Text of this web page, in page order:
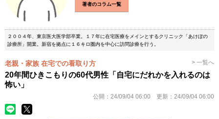
著者のコラム一覧
２００４年、東京医大医学部卒業。１７年に在宅医療をメインとするクリニック「あけぼの
診療所」開業。新宿を拠点に１６キロ圏内を中心に訪問診療を行う。
老親・家族 在宅での看取り方 > 一覧へ
20年間ひきこもりの60代男性「自宅にだれかを入れるのは
怖い」
公開： 24/09/04 06:00 更新： 24/09/04 06:00